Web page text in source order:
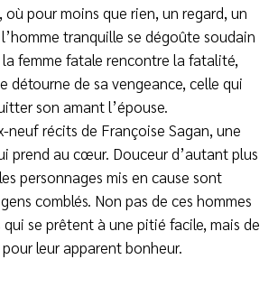
où pour moins que rien, un regard, un
tranquille se dégoûte soudain
femme fatale rencontre la fatalité,
détourne de sa vengeance, celle qui
son amant l’épouse.
neuf récits de Françoise Sagan, une
prend au cœur. Douceur d’autant plus
personnages mis en cause sont
comblés. Non pas de ces hommes
se prêtent à une pitié facile, mais de
leur apparent bonheur.